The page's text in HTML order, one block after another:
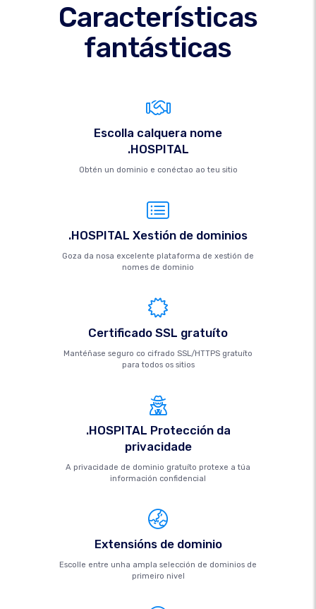
Características
fantásticas
Escolla calquera nome
.HOSPITAL
Obtén un dominio e conéctao ao teu sitio
.HOSPITAL Xestión de dominios
Goza da nosa excelente plataforma de xestión de
nomes de dominio
Certificado SSL gratuíto
Mantéñase seguro co cifrado SSL/HTTPS gratuíto
para todos os sitios
.HOSPITAL Protección da
privacidade
A privacidade de dominio gratuíto protexe a túa
información confidencial
Extensións de dominio
Escolle entre unha ampla selección de dominios de
primeiro nivel